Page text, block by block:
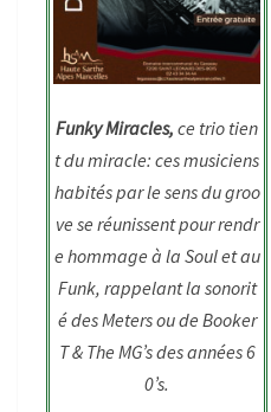
Funky Miracles, ce trio tien
t du miracle: ces musiciens
habités par le sens du groo
ve se réunissent pour rendr
e hommage à la Soul et au
Funk, rappelant la sonorit
é des Meters ou de Booker
T & The MG’s des années 6
0’s.